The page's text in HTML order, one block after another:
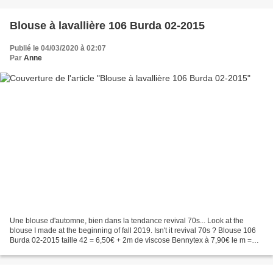
Blouse à lavallière 106 Burda 02-2015
Publié le 04/03/2020 à 02:07
Par Anne
Une blouse d'automne, bien dans la tendance revival 70s... Look at the
blouse I made at the beginning of fall 2019. Isn't it revival 70s ? Blouse 106
Burda 02-2015 taille 42 = 6,50€ + 2m de viscose Bennytex à 7,90€ le m =